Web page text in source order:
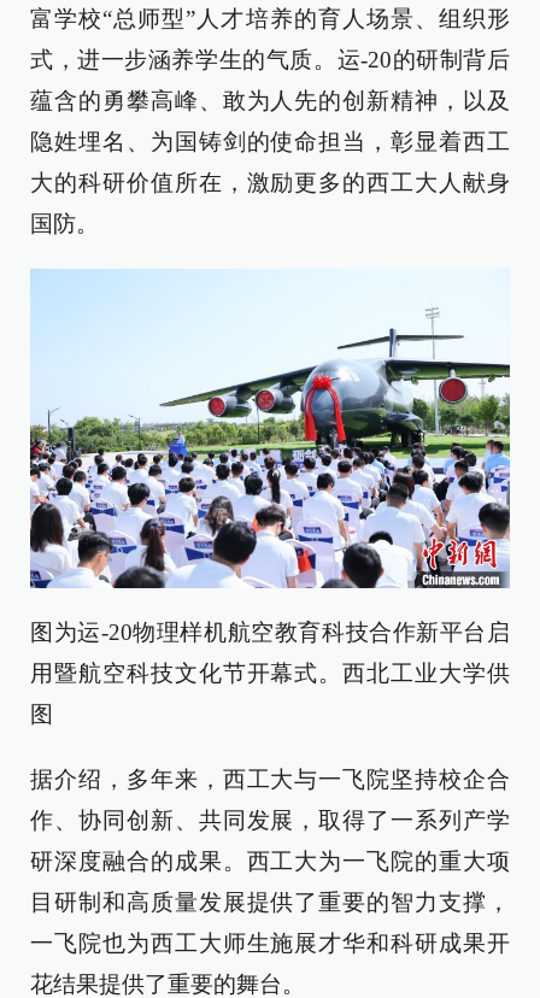
富学校“总师型”人才培养的育人场景、组织形
式，进一步涵养学生的气质。运-20的研制背后
蕴含的勇攀高峰、敢为人先的创新精神，以及
隐姓埋名、为国铸剑的使命担当，彰显着西工
大的科研价值所在，激励更多的西工大人献身
国防。
图为运-20物理样机航空教育科技合作新平台启
用暨航空科技文化节开幕式。西北工业大学供
图
据介绍，多年来，西工大与一飞院坚持校企合
作、协同创新、共同发展，取得了一系列产学
研深度融合的成果。西工大为一飞院的重大项
目研制和高质量发展提供了重要的智力支撑，
一飞院也为西工大师生施展才华和科研成果开
花结果提供了重要的舞台。